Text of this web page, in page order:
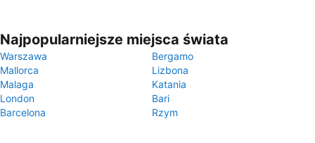
Najpopularniejsze miejsca świata
Warszawa
Bergamo
Mallorca
Lizbona
Malaga
Katania
London
Bari
Barcelona
Rzym